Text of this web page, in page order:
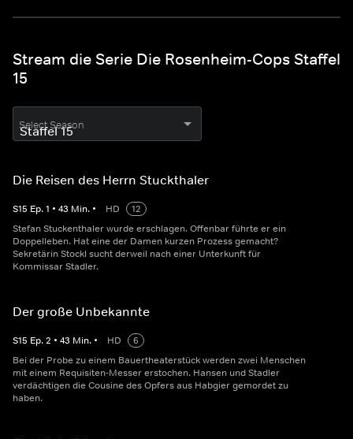
Stream die Serie Die Rosenheim-Cops Staffel
15
Select Season
Die Reisen des Herrn Stuckthaler
S15 Ep.1 • 43 Min. • HD
12
Stefan Stuckenthaler wurde erschlagen. Offenbar führte er ein
Doppelleben. Hat eine der Damen kurzen Prozess gemacht?
Sekretärin Stockl sucht derweil nach einer Unterkunft für
Kommissar Stadler.
Der große Unbekannte
S15 Ep.2 • 43 Min. • HD
6
Bei der Probe zu einem Bauertheaterstück werden zwei Menschen
mit einem Requisiten-Messer erstochen. Hansen und Stadler
verdächtigen die Cousine des Opfers aus Habgier gemordet zu
haben.